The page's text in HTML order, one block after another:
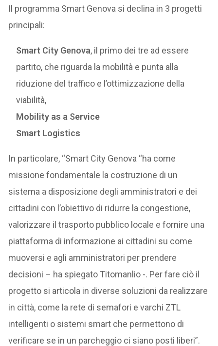
Il programma Smart Genova si declina in 3 progetti
principali:
Smart City Genova, il primo dei tre ad essere
partito, che riguarda la mobilità e punta alla
riduzione del traffico e l’ottimizzazione della
viabilità,
Mobility as a Service
Smart Logistics
In particolare, “Smart City Genova “ha come
missione fondamentale la costruzione di un
sistema a disposizione degli amministratori e dei
cittadini con l’obiettivo di ridurre la congestione,
valorizzare il trasporto pubblico locale e fornire una
piattaforma di informazione ai cittadini su come
muoversi e agli amministratori per prendere
decisioni – ha spiegato Titomanlio -. Per fare ciò il
progetto si articola in diverse soluzioni da realizzare
in città, come la rete di semafori e varchi ZTL
intelligenti o sistemi smart che permettono di
verificare se in un parcheggio ci siano posti liberi”.